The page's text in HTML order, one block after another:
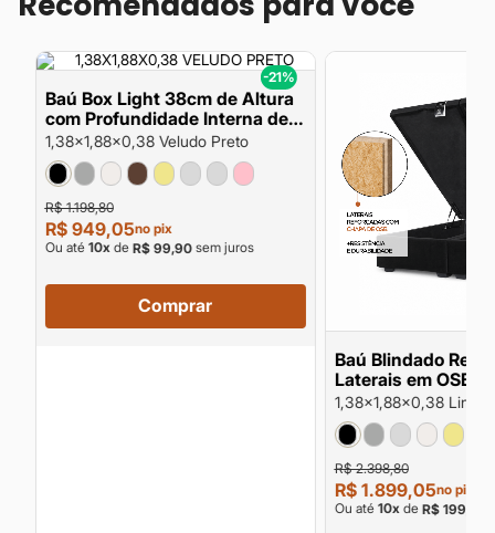
-21%
Baú Box Light 38cm de Altura
com Profundidade Interna de
26cm e Suporte de Peso de até
150kg
1,38x1,88x0,38 Veludo Preto
R$ 1.198,80
R$ 949,05no pix
Ou até 10x de R$ 99,90sem juros
Comprar
Baú Blindado
Laterais em OSB
Altura e
de 26cm
1,38x1,88x0,38
R$ 2.398,80
R$ 1.899,05no pix
Ou até 10x de R$ 199,90